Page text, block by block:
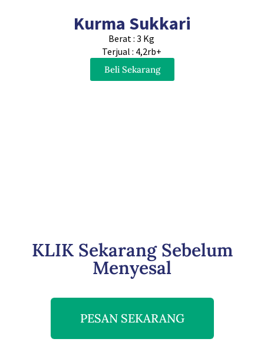
Kurma Sukkari
Berat : 3 Kg
Terjual : 4,2rb+
Beli Sekarang
KLIK Sekarang Sebelum
Menyesal
PESAN SEKARANG